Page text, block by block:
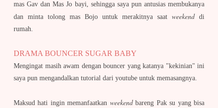
mas Gav dan Mas Jo bayi, sehingga saya pun antusias membukanya
dan minta tolong mas Bojo untuk merakitnya saat weekend di
rumah.
DRAMA BOUNCER SUGAR BABY
Mengingat masih awam dengan bouncer yang katanya "kekinian" ini
saya pun mengandalkan tutorial dari youtube untuk memasangnya.
Maksud hati ingin memanfaatkan weekendbareng Pak su yang bisa